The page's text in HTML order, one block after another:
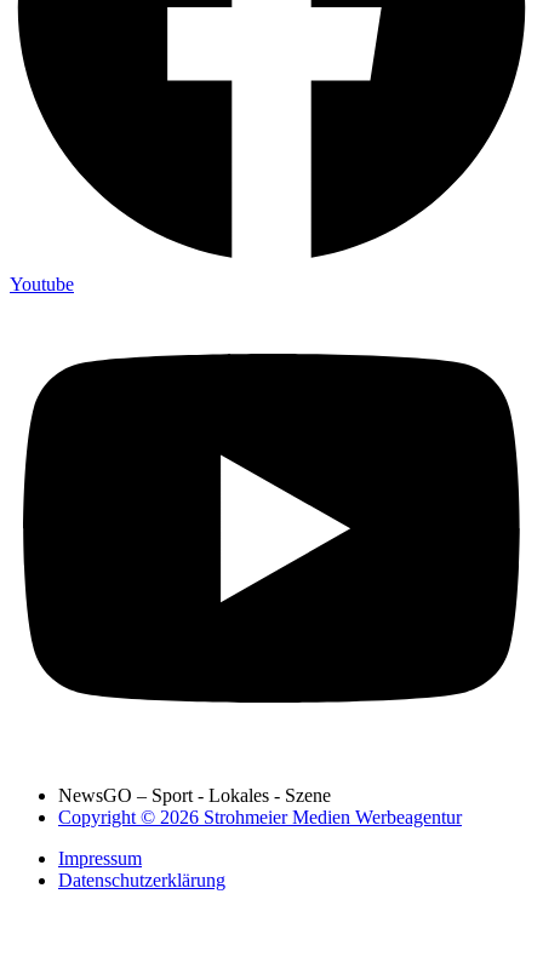
Youtube
NewsGO – Sport - Lokales - Szene
Copyright © 2026 Strohmeier Medien Werbeagentur
Impressum
Datenschutzerklärung